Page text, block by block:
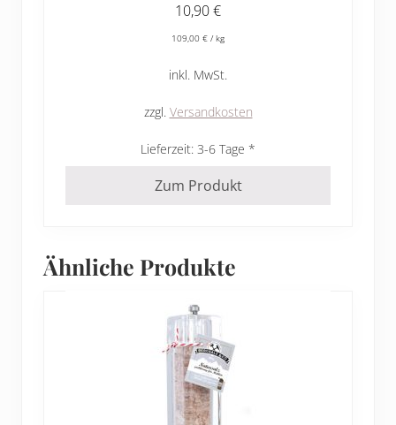
10,90€
109,00 € /kg
inkl. MwSt.
zzgl. Versandkosten
Lieferzeit: 3-6 Tage
Zum Produkt
Ähnliche Produkte